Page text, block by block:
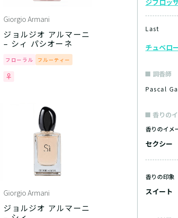
ジブロッ
Last
チュベロ
調香師
Pascal
香りの
香りのイメ
セクシー
香りの印象
スイート
Giorgio Armani
ジョルジオ アルマーニ
– シィ パシオーネ
フローラル フルーティー
Giorgio Armani
ジョルジオ アルマーニ